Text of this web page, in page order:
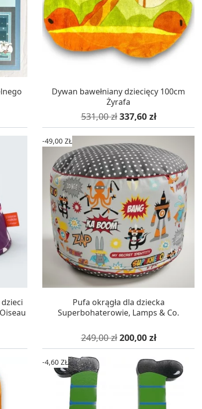
W MAGAZYNIE, DOSTAWA 24H
Dywan bawełniany dziecięcy 100cm
Żyrafa
Cena podstawowa
531,00 złCena
337,60 zł
W MAGAZYNIE, DOSTAWA 24H
Pufa okrągła dla dziecka
Superbohaterowie, Lamps & Co.
Cena podstawowa
249,00 zł Cena
200,00 zł
-49,00 ZŁ
-4,60 ZŁ